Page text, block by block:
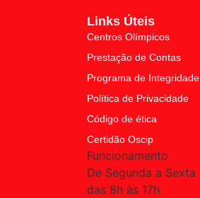
Links Úteis
Centros Olímpicos
Prestação de Contas
Programa de Integridade
Política de Privacidade
Código de ética
Certidão Oscip
Funcionamento
De Segunda a Sexta
das 8h às 17h